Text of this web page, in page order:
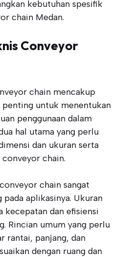
kebutuhan spesifik
chain Medan.
Conveyor
chain mencakup
penting untuk menentukan
penggunaan dalam
hal utama yang perlu
dan ukuran serta
chain.
chain sangat
aplikasinya. Ukuran
kecepatan dan efisiensi
Rincian umum yang perlu
rantai, panjang, dan
dengan ruang dan